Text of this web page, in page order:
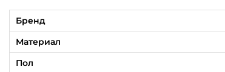
Бренд
Материал
Пол